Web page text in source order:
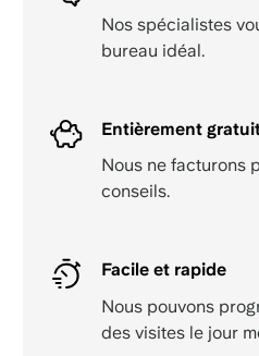
Nos spécialistes
bureau idéal.
Entièrement
Nous ne facturons
conseils.
Facile et rapide
Nous pouvons
des visites le jour